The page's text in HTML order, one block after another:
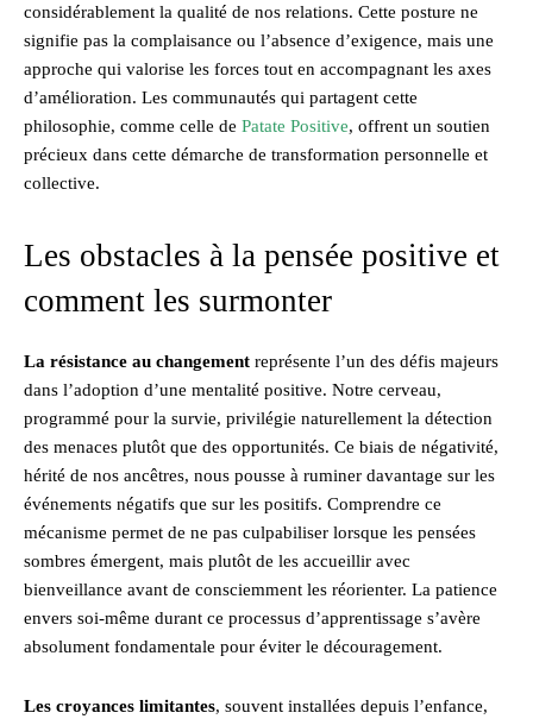
considérablement la qualité de nos relations. Cette posture ne
signifie pas la complaisance ou l’absence d’exigence, mais une
approche qui valorise les forces tout en accompagnant les axes
d’amélioration. Les communautés qui partagent cette
philosophie, comme celle de Patate Positive, offrent un soutien
précieux dans cette démarche de transformation personnelle et
collective.
Les obstacles à la pensée positive et
comment les surmonter
La résistance au changement représente l’un des défis majeurs
dans l’adoption d’une mentalité positive. Notre cerveau,
programmé pour la survie, privilégie naturellement la détection
des menaces plutôt que des opportunités. Ce biais de négativité,
hérité de nos ancêtres, nous pousse à ruminer davantage sur les
événements négatifs que sur les positifs. Comprendre ce
mécanisme permet de ne pas culpabiliser lorsque les pensées
sombres émergent, mais plutôt de les accueillir avec
bienveillance avant de consciemment les réorienter. La patience
envers soi-même durant ce processus d’apprentissage s’avère
absolument fondamentale pour éviter le découragement.
Les croyances limitantes, souvent installées depuis l’enfance,